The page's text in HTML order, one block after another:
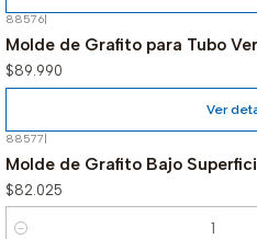
88576
Molde de Grafito para Tubo
$89.990
Ver
88577|
Molde de Grafito Bajo
$82.025